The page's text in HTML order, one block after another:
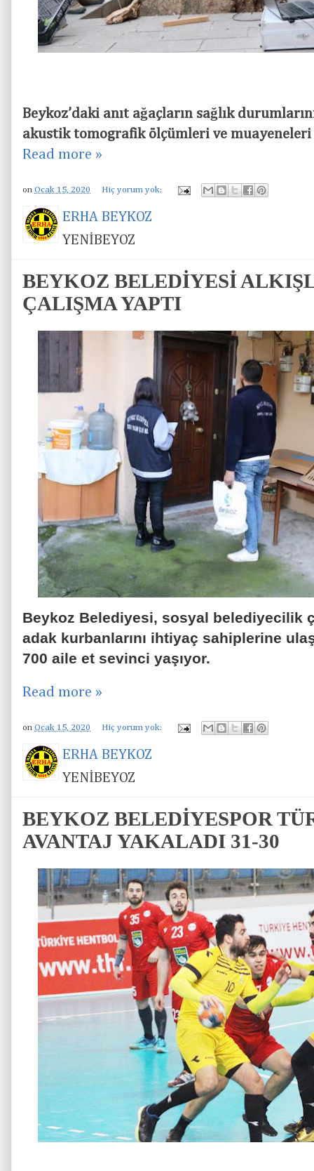
Beykoz’daki anıt ağaçların sağlık
akustik tomografik ölçümleri ve muayeneleri
Read more »
on Ocak 15, 2020 Hiç yorum yok:
ERHA BEYKOZ
YENİBEYOZ
BEYKOZ BELEDİYESİ
ÇALIŞMA YAPTI
Beykoz Belediyesi, sosyal belediyecilik
adak kurbanlarını ihtiyaç sahiplerine
700 aile et sevinci yaşıyor.
Read more »
on Ocak 15, 2020 Hiç yorum yok:
ERHA BEYKOZ
YENİBEYOZ
BEYKOZ BELEDİYESPOR
AVANTAJ YAKALADI 31-30